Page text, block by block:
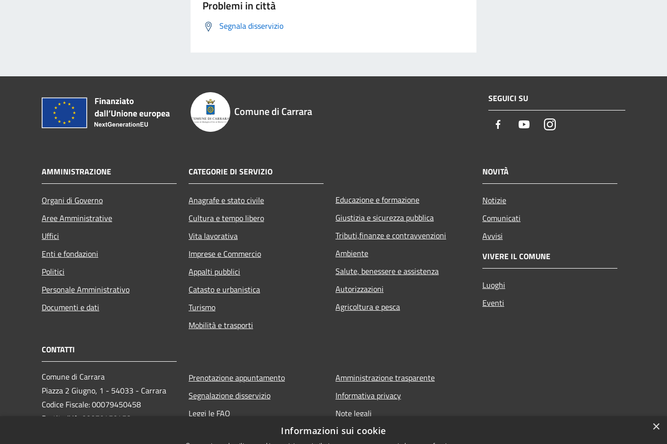
Problemi in città
Segnala disservizio
Comune di Carrara
SEGUICI SU
Facebook YoutubeInstagram
AMMINISTRAZIONE
Organi di Governo
Aree Amministrative
Uffici
Enti e fondazioni
Politici
Personale Amministrativo
Documenti e dati
CATEGORIE DI SERVIZIO
Anagrafe e stato civile
Cultura e tempo libero
Vita lavorativa
Imprese e Commercio
Appalti pubblici
Catasto e urbanistica
Turismo
Mobilità e trasporti
Educazione e formazione
Giustizia e sicurezza pubblica
Tributi,finanze e contravvenzioni
Ambiente
Salute, benessere e assistenza
Autorizzazioni
Agricoltura e pesca
NOVITÀ
Notizie
Comunicati
Avvisi
VIVERE IL COMUNE
Luoghi
Eventi
CONTATTI
Comune di Carrara
Piazza 2 Giugno, 1 - 54033 - Carrara
Codice Fiscale: 00079450458
Partita IVA: 00079450458
Prenotazione appuntamento
Segnalazione disservizio
Leggi le FAQ
Amministrazione trasparente
Informativa privacy
Note legali
Dichiarazione di accessibilità
×
Informazioni sui cookie